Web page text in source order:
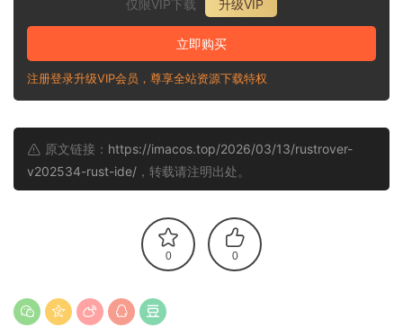
仅限VIP下载 升级VIP
立即购买
注册登录升级VIP会员，尊享全站资源下载特权
原文链接： https://imacos.top/2026/03/13/rustrover-
v202534-rust-ide/ ，转载请注明出处。
0 0